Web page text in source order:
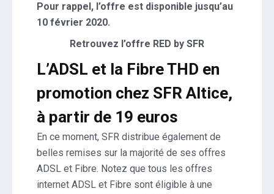
Pour rappel, l’offre est disponible jusqu’au
10 février 2020.
Retrouvez l’offre RED by SFR
L’ADSL et la Fibre THD en
promotion chez SFR Altice,
à partir de 19 euros
En ce moment, SFR distribue également de
belles remises sur la majorité de ses offres
ADSL et Fibre. Notez que tous les offres
internet ADSL et Fibre sont éligible à une